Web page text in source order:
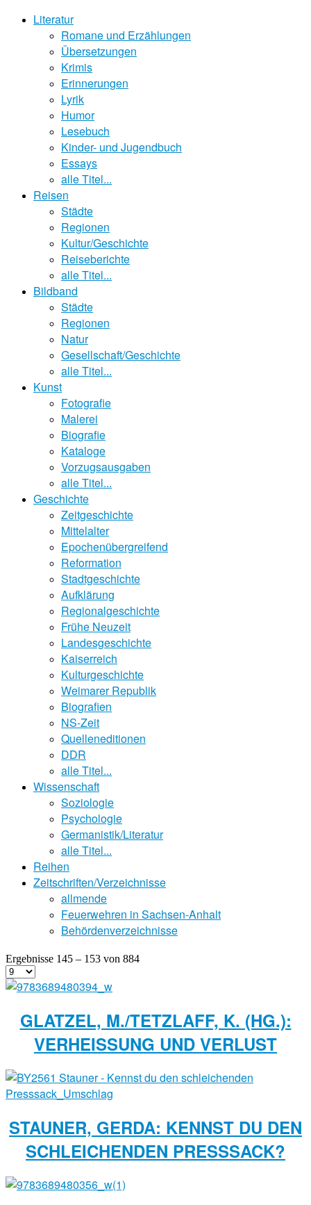
Literatur
Romane und Erzählungen
Übersetzungen
Krimis
Erinnerungen
Lyrik
Humor
Lesebuch
Kinder- und Jugendbuch
Essays
alle Titel...
Reisen
Städte
Regionen
Kultur/Geschichte
Reiseberichte
alle Titel...
Bildband
Städte
Regionen
Natur
Gesellschaft/Geschichte
alle Titel...
Kunst
Fotografie
Malerei
Biografie
Kataloge
Vorzugsausgaben
alle Titel...
Geschichte
Zeitgeschichte
Mittelalter
Epochenübergreifend
Reformation
Stadtgeschichte
Aufklärung
Regionalgeschichte
Frühe Neuzeit
Landesgeschichte
Kaiserreich
Kulturgeschichte
Weimarer Republik
Biografien
NS-Zeit
Quelleneditionen
DDR
alle Titel...
Wissenschaft
Soziologie
Psychologie
Germanistik/Literatur
alle Titel...
Reihen
Zeitschriften/Verzeichnisse
allmende
Feuerwehren in Sachsen-Anhalt
Behördenverzeichnisse
Ergebnisse 145 – 153 von 884
GLATZEL, M./TETZLAFF, K. (HG.):
VERHEISSUNG UND VERLUST
STAUNER, GERDA: KENNST DU DEN
SCHLEICHENDEN PRESSSACK?